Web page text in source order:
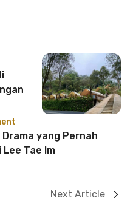
Drama yang Pernah
Tae Im
Next Article